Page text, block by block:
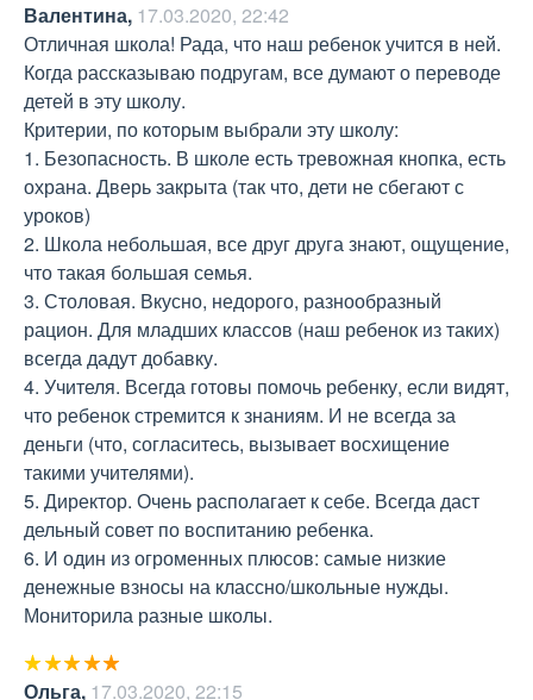
Валентина, 17.03.2020, 22:42
Отличная школа! Рада, что наш ребенок учится в ней.
Когда рассказываю подругам, все думают о переводе
детей в эту школу.
Критерии, по которым выбрали эту школу:
1. Безопасность. В школе есть тревожная кнопка, есть
охрана. Дверь закрыта (так что, дети не сбегают с
уроков)
2. Школа небольшая, все друг друга знают, ощущение,
что такая большая семья.
3. Столовая. Вкусно, недорого, разнообразный
рацион. Для младших классов (наш ребенок из таких)
всегда дадут добавку.
4. Учителя. Всегда готовы помочь ребенку, если видят,
что ребенок стремится к знаниям. И не всегда за
деньги (что, согласитесь, вызывает восхищение
такими учителями).
5. Директор. Очень располагает к себе. Всегда даст
дельный совет по воспитанию ребенка.
6. И один из огроменных плюсов: самые низкие
денежные взносы на классно/школьные нужды.
Мониторила разные школы.
Ольга, 17.03.2020, 22:15